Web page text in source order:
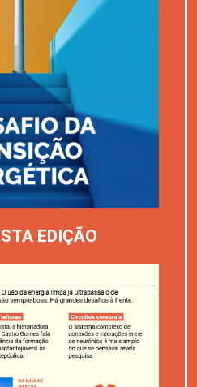
EDIÇÃO